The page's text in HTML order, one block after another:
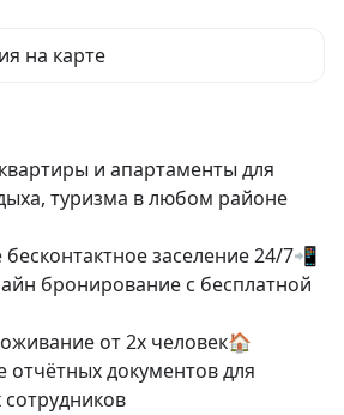
на карте
и апартаменты для
туризма в любом районе
заселение 24/7📲
бронирование с бесплатной
от 2х человек🏠
документов для